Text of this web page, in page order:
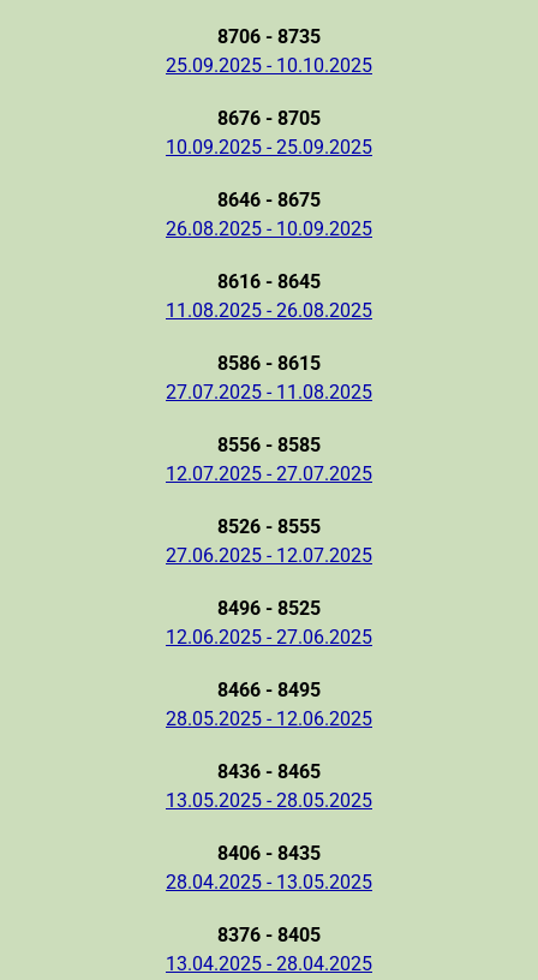
8706 - 8735
25.09.2025 - 10.10.2025
8676 - 8705
10.09.2025 - 25.09.2025
8646 - 8675
26.08.2025 - 10.09.2025
8616 - 8645
11.08.2025 - 26.08.2025
8586 - 8615
27.07.2025 - 11.08.2025
8556 - 8585
12.07.2025 - 27.07.2025
8526 - 8555
27.06.2025 - 12.07.2025
8496 - 8525
12.06.2025 - 27.06.2025
8466 - 8495
28.05.2025 - 12.06.2025
8436 - 8465
13.05.2025 - 28.05.2025
8406 - 8435
28.04.2025 - 13.05.2025
8376 - 8405
13.04.2025 - 28.04.2025